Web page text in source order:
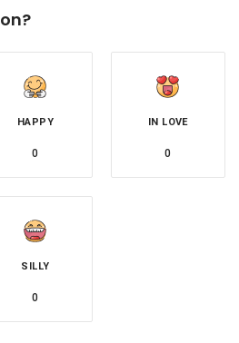
HAPPY
0
IN LOVE
0
SILLY
0